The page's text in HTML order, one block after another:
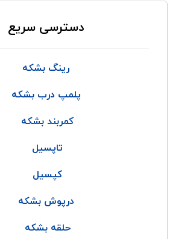
دسترسی سریع
رینگ بشکه
پلمپ درب بشکه
کمربند بشکه
تاپسیل
کپسیل
درپوش بشکه
حلقه بشکه